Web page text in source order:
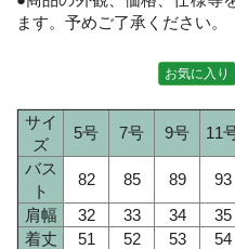
ます。予めご了承ください。
お気に入り
サイ
ズ
5号 7号 9号 11
バス
ト
82 85 89 93
肩幅
32 33 34 35
着丈
51 52 53 54